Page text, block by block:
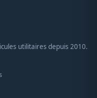
utilitaires depuis 2010.